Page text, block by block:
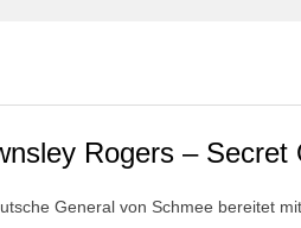
Rogers – Secret
General von Schmee bereitet